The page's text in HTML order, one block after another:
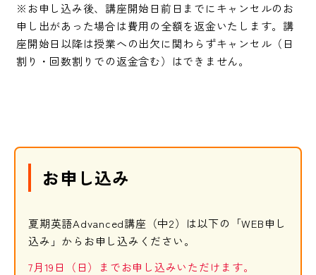
※お申し込み後、講座開始日前日までにキャンセルのお
申し出があった場合は費用の全額を返金いたします。講
座開始日以降は授業への出欠に関わらずキャンセル（日
割り・回数割りでの返金含む）はできません。
お申し込み
夏期英語Advanced講座（中2）は以下の「WEB申し
込み」からお申し込みください。
7月19日（日）までお申し込みいただけます。